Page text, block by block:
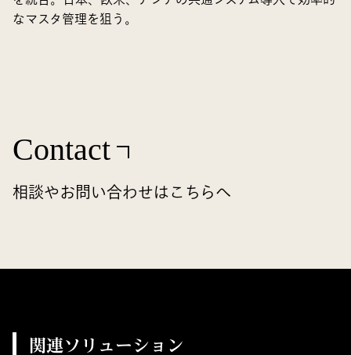
なマスタ管理を狙う。
Contact
相談やお問い合わせはこちらへ
関連ソリューション